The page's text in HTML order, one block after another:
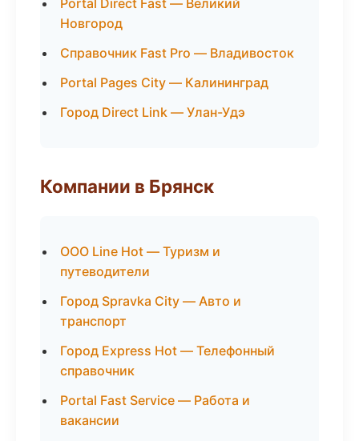
Portal Direct Fast — Великий
Новгород
Справочник Fast Pro — Владивосток
Portal Pages City — Калининград
Город Direct Link — Улан-Удэ
Компании в Брянск
ООО Line Hot — Туризм и
путеводители
Город Spravka City — Авто и
транспорт
Город Express Hot — Телефонный
справочник
Portal Fast Service — Работа и
вакансии